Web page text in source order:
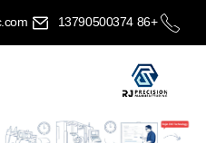
+86 13790500374